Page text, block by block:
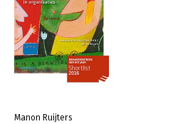
Manon Ruijters